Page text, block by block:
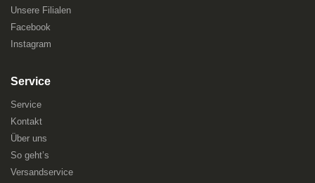
Unsere Filialen
Facebook
Instagram
Service
Service
Kontakt
Über uns
So geht’s
Versandservice